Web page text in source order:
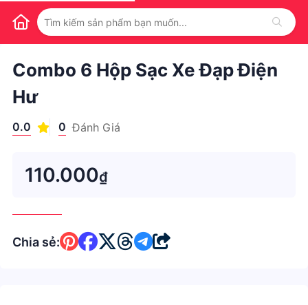
1
Combo 6 Hộp Sạc Xe Đạp Điện
Hư
0.0 0 Đánh Giá
110.000₫
Chia sẻ: